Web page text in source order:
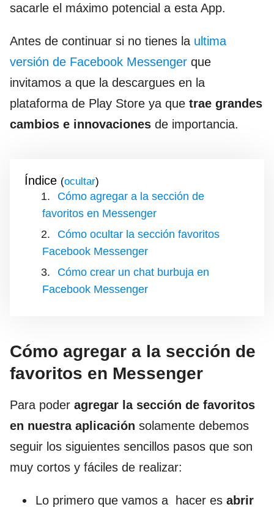
sacarle el máximo potencial a esta App.
Antes de continuar si no tienes la ultima
versión de Facebook Messenger que
invitamos a que la descargues en la
plataforma de Play Store ya que trae grandes
cambios e innovaciones de importancia.
Índice ( )
Cómo agregar a la sección de
favoritos en Messenger
Cómo ocultar la sección favoritos
Facebook Messenger
Cómo crear un chat burbuja en
Facebook Messenger
Cómo agregar a la sección de
favoritos en Messenger
Para poder agregar la sección de favoritos
en nuestra aplicación solamente debemos
seguir los siguientes sencillos pasos que son
muy cortos y fáciles de realizar:
Lo primero que vamos a hacer es abrir